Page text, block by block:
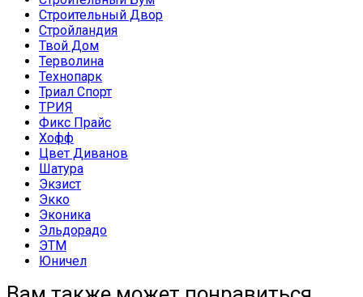
Строительный Двор
Стройландия
Твой Дом
Терволина
Технопарк
Триал Спорт
ТРИЯ
Фикс Прайс
Хофф
Цвет Диванов
Шатура
Экзист
Экко
Эконика
Эльдорадо
ЭТМ
Юничел